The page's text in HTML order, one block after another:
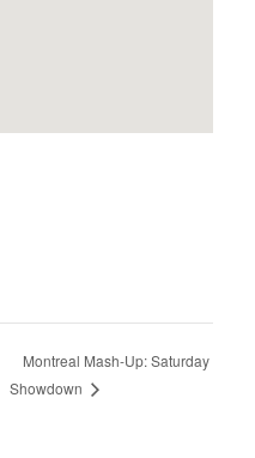
Montreal Mash-Up: Saturday
Showdown